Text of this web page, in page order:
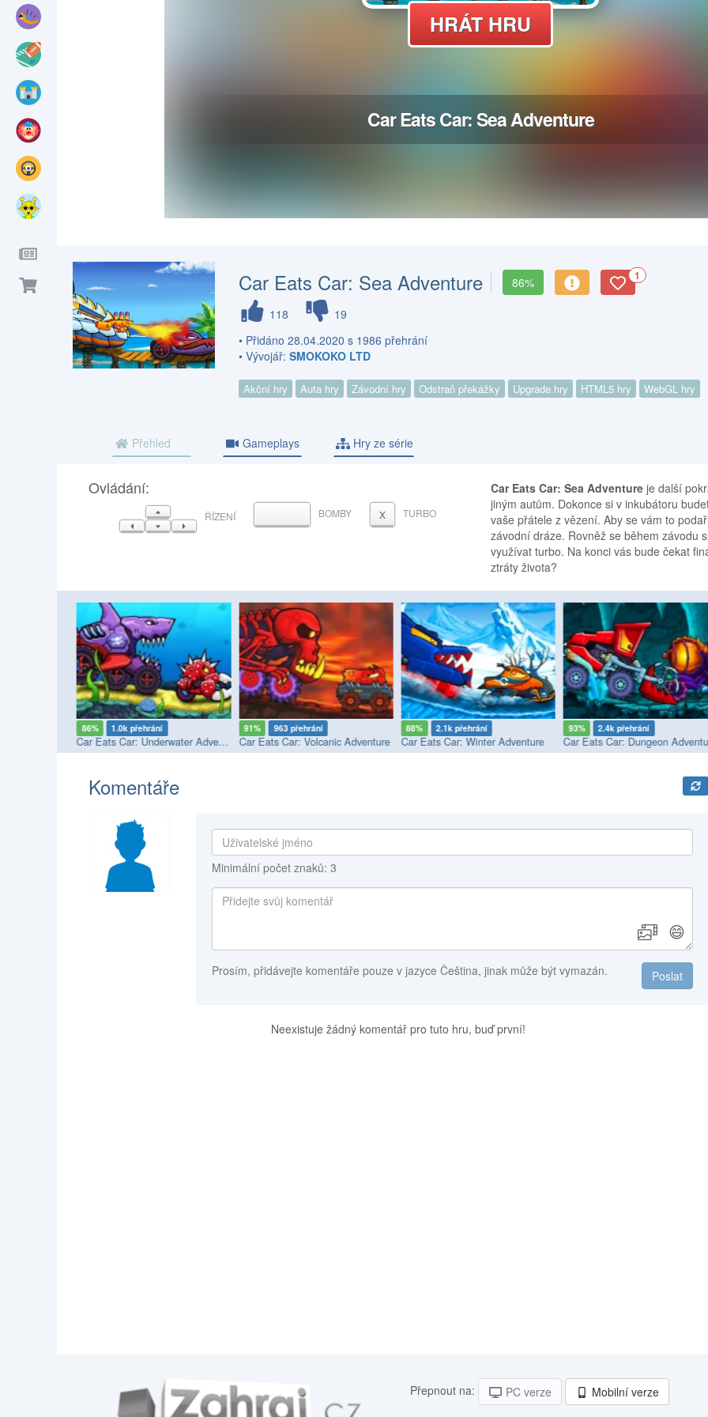
Car Eats Car: Sea Adventure 86% 1
118
19
• Přidáno 28.04.2020 s 1986 přehrání
• Vývojář:SMOKOKO LTD
Akční hry Auta hry Závodní hry Odstraň překážky Upgrade hry HTML5 hry WebGL hry
Přehled Gameplays Hry ze série
Ovládání:
NAHORU
VLEVODOLŮVPRAVO
ŘÍZENÍ MEZERNÍKBOMBY X TURBO
Car Eats Car: Sea Adventure je další
jiným autům. Dokonce si v inkubátoru
vaše přátele z vězení. Aby se vám to
závodní dráze. Rovněž se během závodu
využívat turbo. Na konci vás bude čekat
ztráty života?
86% 1.0k přehrání
Car Eats Car: Underwater Adventure
91% 963 přehrání
Car Eats Car: Volcanic Adventure
88% 2.1k přehrání
Car Eats Car: Winter Adventure
93% 2.4k přehrání
Car Eats Car: Dungeon
Komentáře
Minimální počet znaků: 3
😄
Poslat
Prosím, přidávejte komentáře pouze v jazyce Čeština, jinak může být vymazán.
Neexistuje žádný komentář pro tuto hru, buď první!
Přepnout na: PC verze
Mobilní verze